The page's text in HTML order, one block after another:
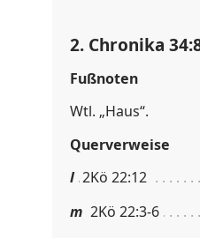
2. Chronika
Fußnoten
Wtl. „Haus“.
Querverweise
l 2Kö 22:12
m 2Kö 22:3-6